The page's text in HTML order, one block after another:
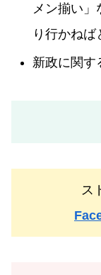
メン揃い
り行かねば
新政に関す
ス